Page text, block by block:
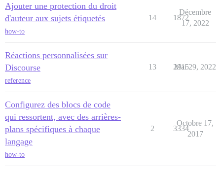
Ajouter une protection du droit
d'auteur aux sujets étiquetés
how-to
14 1872
Décembre
17, 2022
Réactions personnalisées sur
Discourse
reference
13 2915
Mai 29, 2022
Configurez des blocs de code
qui ressortent, avec des arrières-
plans spécifiques à chaque
langage
how-to
2 3334
Octobre 17,
2017